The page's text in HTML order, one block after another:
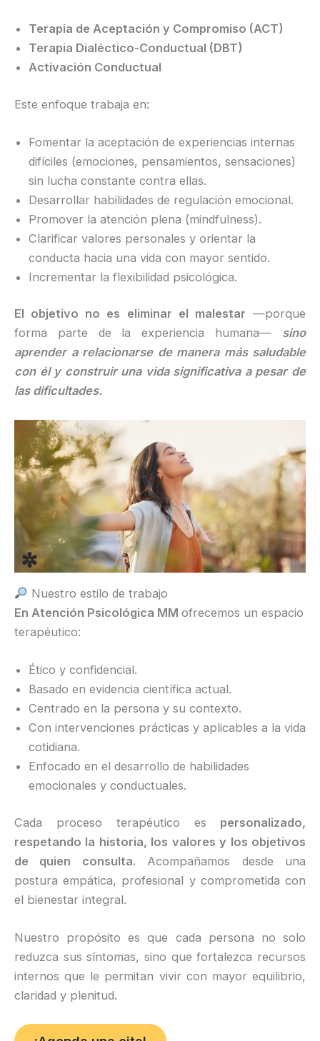
Terapia de Aceptación y Compromiso (ACT)
Terapia Dialéctico-Conductual (DBT)
Activación Conductual
Este enfoque trabaja en:
Fomentar la aceptación de experiencias internas
difíciles (emociones, pensamientos, sensaciones)
sin lucha constante contra ellas.
Desarrollar habilidades de regulación emocional.
Promover la atención plena (mindfulness).
Clarificar valores personales y orientar la
conducta hacia una vida con mayor sentido.
Incrementar la flexibilidad psicológica.
El objetivo no es eliminar el malestar —porque
forma parte de la experiencia humana— sino
aprender a relacionarse de manera más saludable
con él y construir una vida significativa a pesar de
las dificultades.
Nuestro estilo de trabajo
En Atención Psicológica MM ofrecemos un espacio
terapéutico:
Ético y confidencial.
Basado en evidencia científica actual.
Centrado en la persona y su contexto.
Con intervenciones prácticas y aplicables a la vida
cotidiana.
Enfocado en el desarrollo de habilidades
emocionales y conductuales.
Cada proceso terapéutico es personalizado,
respetando la historia, los valores y los objetivos
de quien consulta. Acompañamos desde una
postura empática, profesional y comprometida con
el bienestar integral.
Nuestro propósito es que cada persona no solo
reduzca sus síntomas, sino que fortalezca recursos
internos que le permitan vivir con mayor equilibrio,
claridad y plenitud.